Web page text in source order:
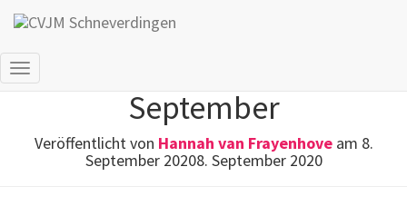
Navigation
September
Veröffentlicht von Hannah van Frayenhoveam 8.
September 20208. September 2020